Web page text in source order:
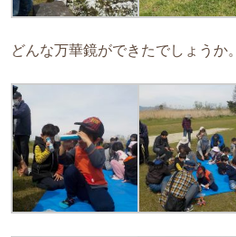
どんな万華鏡ができたでしょうか。